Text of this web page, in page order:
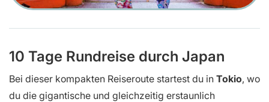
10 Tage Rundreise durch Japan
Bei dieser kompakten Reiseroute startest du in Tokio, wo
du die gigantische und gleichzeitig erstaunlich